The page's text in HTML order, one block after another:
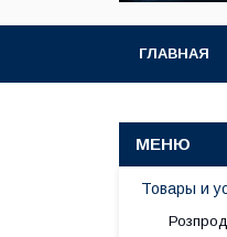
ГЛАВНАЯ
Товары и